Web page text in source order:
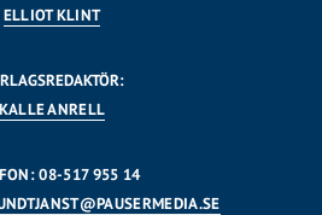
ELLIOT KLINT
KALLE ANRELL
08-517 955 14